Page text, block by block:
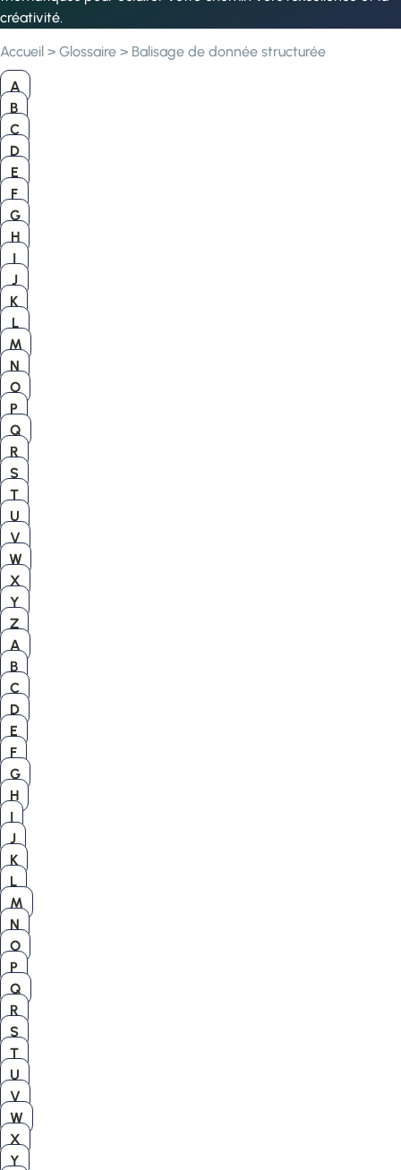
créativité.
Accueil > Glossaire > Balisage de donnée structurée
A
B
C
D
E
F
G
H
I
J
K
L
M
N
O
P
Q
R
S
T
U
V
W
X
Y
Z
A
B
C
D
E
F
G
H
I
J
K
L
M
N
O
P
Q
R
S
T
U
V
W
X
Y